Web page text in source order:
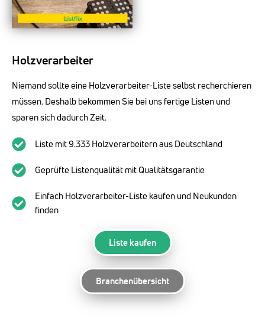
Holzverarbeiter
Niemand sollte eine Holzverarbeiter-Liste selbst recherchieren
müssen. Deshalb bekommen Sie bei uns fertige Listen und
sparen sich dadurch Zeit.
Liste mit 9.333 Holzverarbeitern aus Deutschland
Geprüfte Listenqualität mit Qualitätsgarantie
Einfach Holzverarbeiter-Liste kaufen und Neukunden
finden
Liste kaufen
Branchenübersicht